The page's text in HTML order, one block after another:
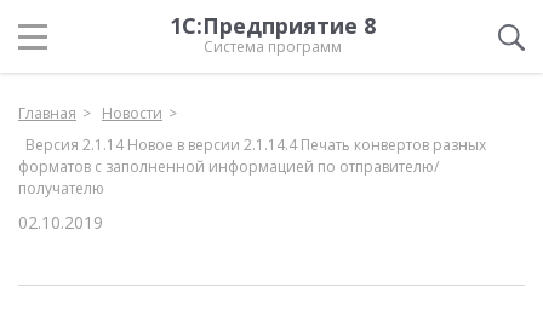
1С:Предприятие 8
Система программ
Главная
Новости
Версия 2.1.14 Новое в версии 2.1.14.4 Печать конвертов разных
форматов с заполненной информацией по отправителю/
получателю
02.10.2019